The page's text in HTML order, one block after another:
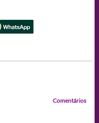
Comentários